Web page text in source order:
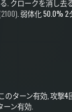
.クロークを消し去
.弱体化50.0% 2
のターン有効, 攻撃4
ーン有効.